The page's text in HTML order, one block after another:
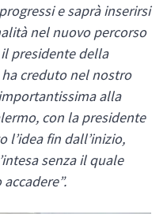
e saprà inserirsi
nel nuovo percorso
presidente della
creduto nel nostro
alla
con la presidente
l’idea fin dall’inizio,
senza il quale